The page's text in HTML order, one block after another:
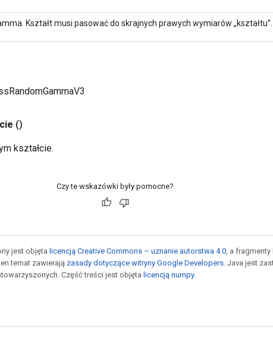
Kształt musi pasować do skrajnych prawych wymiarów „kształtu”.
()
kształcie.
Czy te wskazówki były pomocne?
jest objęta licencją Creative Commons – uznanie autorstwa 4.0 , a
temat zawierają zasady dotyczące witryny Google Developers . Java jest
Część treści jest objęta licencją numpy.